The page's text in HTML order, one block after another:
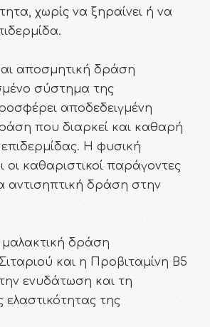
χωρίς να ξηραίνει ή να
αποσμητική δράση
σύστημα της
αποδεδειγμένη
που διαρκεί και καθαρή
Η φυσική
οι καθαριστικοί παράγοντες
αντισηπτική δράση στην
μαλακτική δράση
και η Προβιταμίνη Β5
ενυδάτωση και τη
της